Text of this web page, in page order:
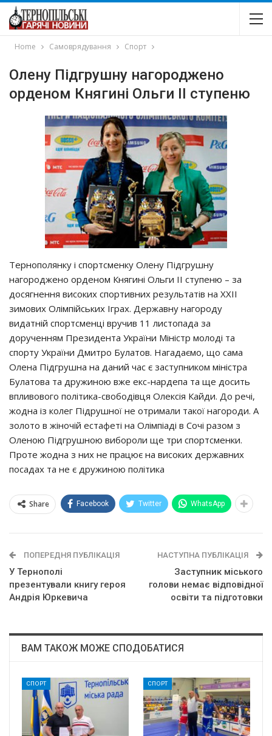
Home Самоврядування Спорт
Олену Підгрушну нагороджено
орденом Княгині Ольги ІІ ступеню
Тернополянку і спортсменку Олену Підгрушну
нагороджено орденом Княгині Ольги ІІ ступеню – за
досягнення високих спортивних результатів на ХХІІ
зимових Олімпійських Іграх. Державну нагороду
видатній спортсменці вручив 11 листопада за
дорученням Президента України Міністр молоді та
спорту України Дмитро Булатов. Нагадаємо, що сама
Олена Підгрушна на даний час є заступником міністра
Булатова та дружиною вже екс-нардепа та ще досить
впливового політика-свободівця Олексія Кайди. До речі,
жодна із колег Підрушної не отримали такої нагороди. А
золото в жіночій естафеті на Олімпіаді в Сочі разом з
Оленою Підгрушною вибороли ще три спортсменки.
Проте жодна з них не працює на високих державних
посадах та не є дружиною політика
Share Facebook Twitter WhatsApp
ПОПЕРЕДНЯ ПУБЛІКАЦІЯ
У Тернополі
презентували книгу героя
Андрія Юркевича
НАСТУПНА ПУБЛІКАЦІЯ
Заступник міського
голови немає відповідної
освіти та підготовки
ВАМ ТАКОЖ МОЖЕ СПОДОБАТИСЯ
СПОРТ СПОРТ